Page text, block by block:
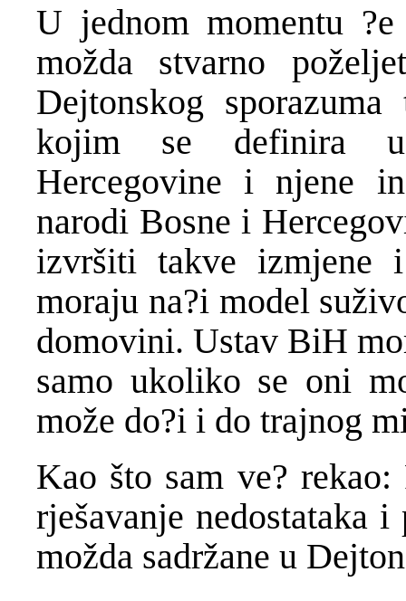
U jednom momentu ?e
možda stvarno
Dejtonskog
kojim se definira
Hercegovine i njene
narodi Bosne i
izvršiti takve
moraju na?i model
domovini. Ustav BiH
samo ukoliko se oni
može do?i i do trajnog
Kao što sam ve?
rješavanje nedostataka
možda sadržane u